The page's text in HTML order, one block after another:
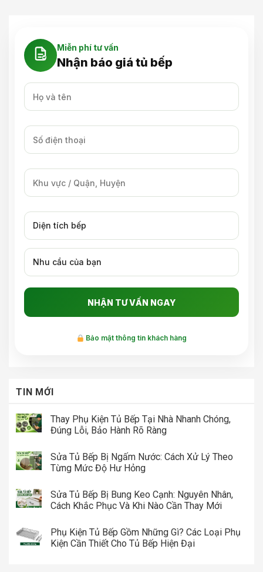
Miễn phí tư vấn
Nhận báo giá tủ bếp
Bảo mật thông tin khách hàng
TIN MỚI
Thay Phụ Kiện Tủ Bếp Tại Nhà Nhanh Chóng,
Đúng Lỗi, Bảo Hành Rõ Ràng
Sửa Tủ Bếp Bị Ngấm Nước: Cách Xử Lý Theo
Từng Mức Độ Hư Hỏng
Sửa Tủ Bếp Bị Bung Keo Cạnh: Nguyên Nhân,
Cách Khắc Phục Và Khi Nào Cần Thay Mới
Phụ Kiện Tủ Bếp Gồm Những Gì? Các Loại Phụ
Kiện Cần Thiết Cho Tủ Bếp Hiện Đại